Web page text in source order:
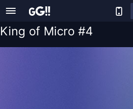
King of Micro #4